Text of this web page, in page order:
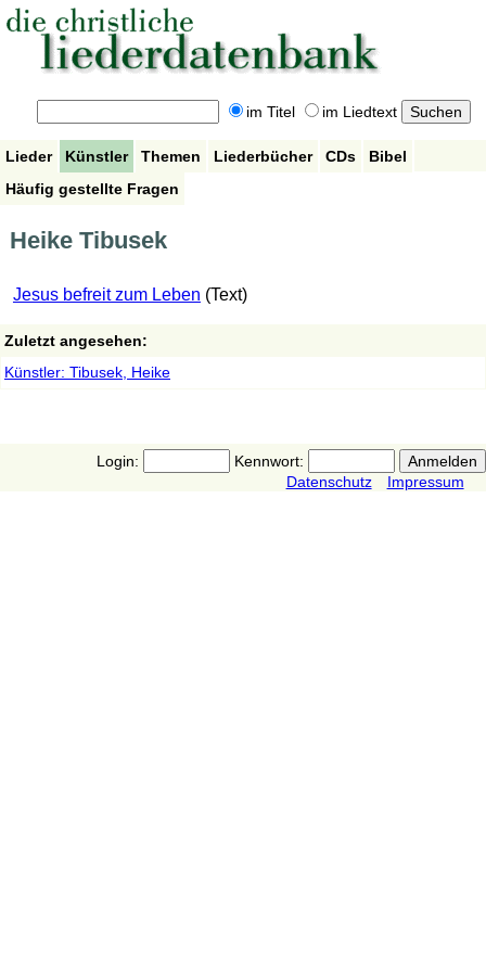
im Titel im Liedtext
Lieder Künstler Themen Liederbücher CDs
Bibel
Häufig gestellte Fragen
Heike Tibusek
Jesus befreit zum Leben (Text)
Zuletzt angesehen:
Künstler: Tibusek, Heike
Login:
Kennwort:
Datenschutz
Impressum